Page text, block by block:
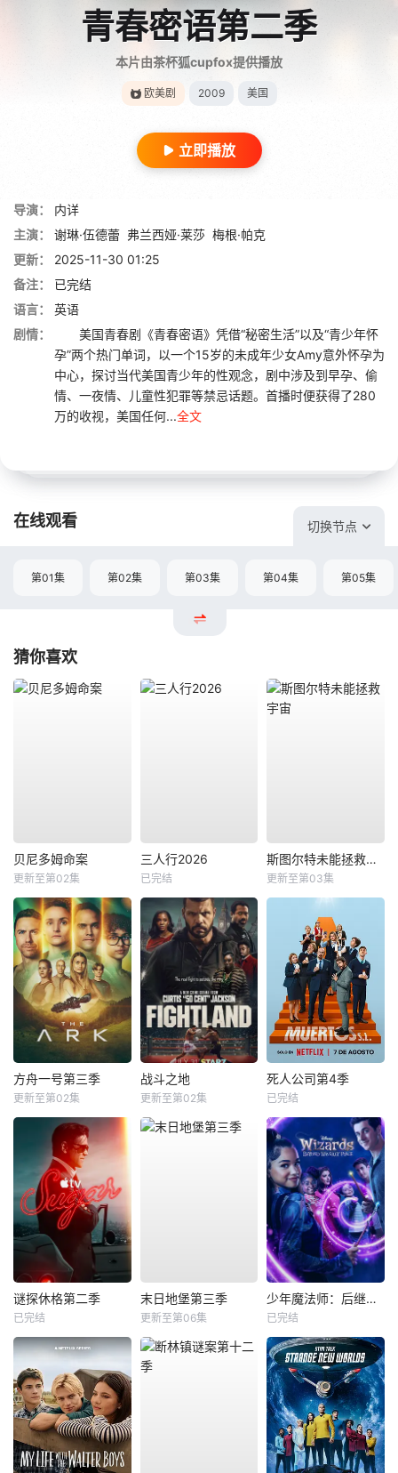
青春密语第二季
本片由茶杯狐cupfox提供播放
欧美剧 2009 美国
立即播放
导演：
内详
主演：
谢琳·伍德蕾 弗兰西娅·莱莎 梅根·帕克
更新：
2025-11-30 01:25
备注：
已完结
语言：
英语
剧情：
美国青春剧《青春密语》凭借“秘密生活”以及“青少年怀
孕”两个热门单词，以一个15岁的未成年少女Amy意外怀孕为
中心，探讨当代美国青少年的性观念，剧中涉及到早孕、偷
情、一夜情、儿童性犯罪等禁忌话题。首播时便获得了280
万的收视，美国任何...全文
在线观看 切换节点
第01集 第02集 第03集 第04集 第05集
猜你喜欢
贝尼多姆命案
更新至第02集
三人行2026
已完结
斯图尔特未能拯救宇宙
更新至第03集
方舟一号第三季
更新至第02集
战斗之地
更新至第02集
死人公司第4季
已完结
谜探休格第二季
已完结
末日地堡第三季
更新至第06集
少年魔法师：后继者第三季
已完结